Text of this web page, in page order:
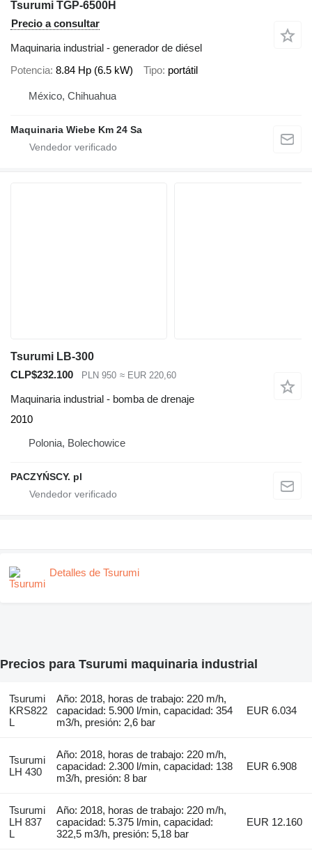
Tsurumi TGP-6500H
Precio a consultar
Maquinaria industrial - generador de diésel
Potencia 8.84 Hp (6.5 kW) Tipo portátil
México, Chihuahua
Maquinaria Wiebe Km 24 Sa
Tsurumi LB-300
CLP$232.100
PLN 950 ≈ EUR 220,60
Maquinaria industrial - bomba de drenaje
2010
Polonia, Bolechowice
PACZYŃSCY. pl
Detalles de Tsurumi
Precios para Tsurumi maquinaria industrial
Tsurumi
KRS822
L
Año: 2018, horas de trabajo: 220 m/h,
capacidad: 5.900 l/min, capacidad: 354
m3/h, presión: 2,6 bar
EUR 6.034
Tsurumi
LH 430
Año: 2018, horas de trabajo: 220 m/h,
capacidad: 2.300 l/min, capacidad: 138
m3/h, presión: 8 bar
EUR 6.908
Tsurumi
LH 837
L
Año: 2018, horas de trabajo: 220 m/h,
capacidad: 5.375 l/min, capacidad:
322,5 m3/h, presión: 5,18 bar
EUR 12.160